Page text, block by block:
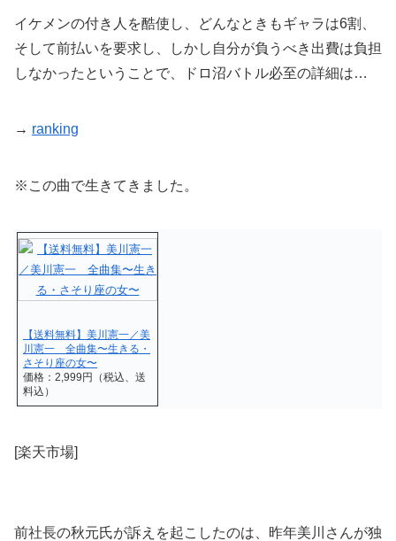
イケメンの付き人を酷使し、どんなときもギャラは6割、
そして前払いを要求し、しかし自分が負うべき出費は負担
しなかったということで、ドロ沼バトル必至の詳細は…
→ ranking
※この曲で生きてきました。
【送料無料】美川憲一／美
川憲一 全曲集〜生きる・
さそり座の女〜
価格：2,999円（税込、送
料込）
[楽天市場]
前社長の秋元氏が訴えを起こしたのは、昨年美川さんが独